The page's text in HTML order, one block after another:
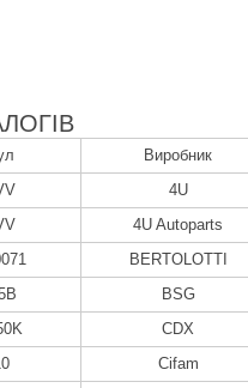
Виробник
4U
4U Autoparts
BERTOLOTTI
BSG
CDX
Cifam